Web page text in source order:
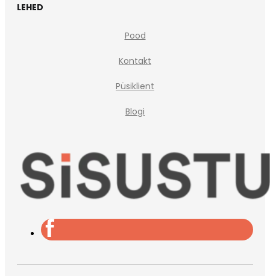
LEHED
Pood
Kontakt
Püsiklient
Blogi